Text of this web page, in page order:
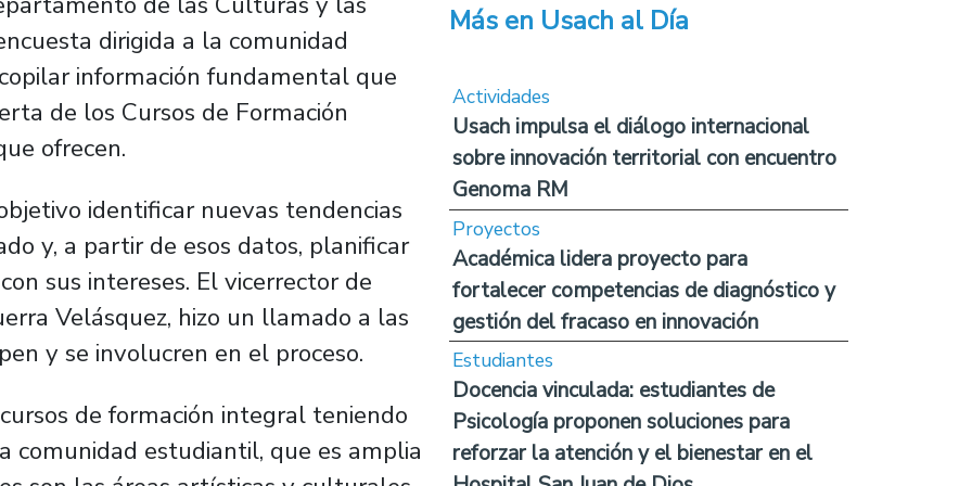
dirigida a la comunidad
información fundamental que
de los Cursos de Formación
ofrecen.
identificar nuevas tendencias
y, a partir de esos datos, planificar
sus intereses. El vicerrector de
Velásquez, hizo un llamado a las
y se involucren en el proceso.
de formación integral teniendo
comunidad estudiantil, que es amplia
Más en Usach al Día
Actividades
Usach impulsa el diálogo internacional
sobre innovación territorial con encuentro
Genoma RM
Proyectos
Académica lidera proyecto para
fortalecer competencias de diagnóstico y
gestión del fracaso en innovación
Estudiantes
Docencia vinculada: estudiantes de
Psicología proponen soluciones para
reforzar la atención y el bienestar en el